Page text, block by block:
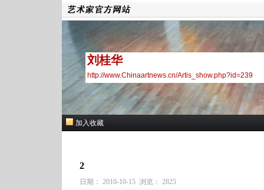
刘桂华
http://www.Chinaartnews.cn/Artis_show.php?id=239
加入收藏
2
日期： 2010-10-15 浏览： 2825